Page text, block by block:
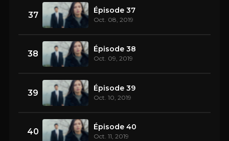
37 Épisode 37
Oct. 08, 2019
38 Épisode 38
Oct. 09, 2019
39 Épisode 39
Oct. 10, 2019
40 Épisode 40
Oct. 11, 2019